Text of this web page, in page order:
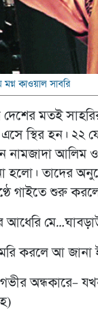
মগ্ন কাওয়াল সাবরি
মতই
এসে স্থির হন। ২২
আলিম ও
তাদের
গাইতে শুরু
আধেরি
করলে আ জানা
অন্ধকারে–